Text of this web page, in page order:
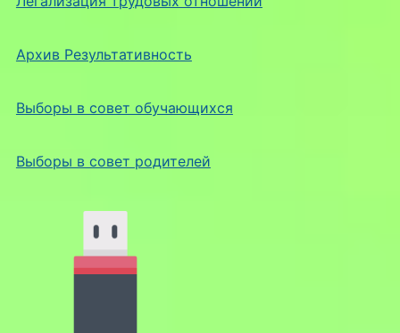
Архив Результативность
Выборы в совет обучающихся
Выборы в совет родителей